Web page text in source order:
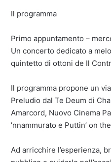
Il programma
Primo appuntamento –
Un concerto dedicato a
quintetto di ottoni de Il
Il programma propone un
Preludio dal Te Deum di
Amarcord, Nuovo Cinema
’nnammurato e Puttin’ on
Ad arricchire l’esperienza,